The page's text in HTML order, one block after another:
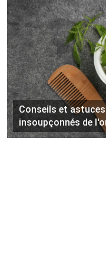
Conseils et
insoupçonnés de